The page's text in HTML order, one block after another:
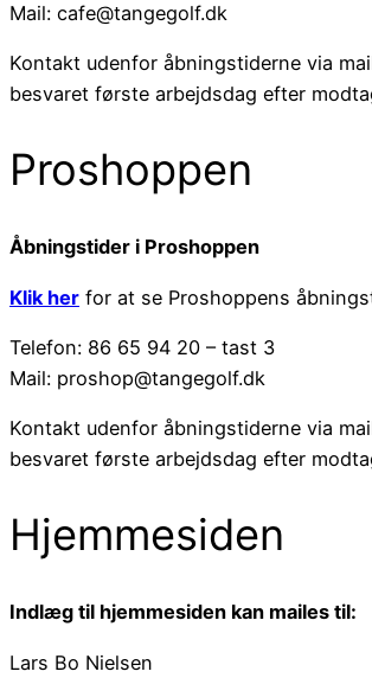
Mail: cafe@tangegolf.dk
Kontakt udenfor åbningstiderne via
besvaret første arbejdsdag efter
Proshoppen
Åbningstider i Proshoppen
Klik her for at se Proshoppens
Telefon: 86 65 94 20 – tast 3
Mail: proshop@tangegolf.dk
Kontakt udenfor åbningstiderne via
besvaret første arbejdsdag efter
Hjemmesiden
Indlæg til hjemmesiden kan mailes til:
Lars Bo Nielsen